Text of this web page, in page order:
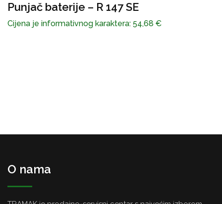
Akumulator R147SE
Cijena je informativnog karaktera:56,09
O nama